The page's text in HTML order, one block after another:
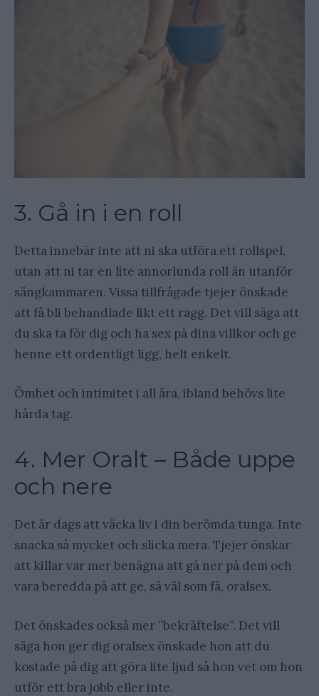
3. Gå in i en roll
Detta innebär inte att ni ska utföra ett rollspel,
utan att ni tar en lite annorlunda roll än utanför
sängkammaren. Vissa tillfrågade tjejer önskade
att få bli behandlade likt ett ragg. Det vill säga att
du ska ta för dig och ha sex på dina villkor och ge
henne ett ordentligt ligg, helt enkelt.
Ömhet och intimitet i all ära, ibland behövs lite
hårda tag.
4. Mer Oralt – Både uppe
och nere
Det är dags att väcka liv i din berömda tunga. Inte
snacka så mycket och slicka mera. Tjejer önskar
att killar var mer benägna att gå ner på dem och
vara beredda på att ge, så väl som få, oralsex.
Det önskades också mer ”bekräftelse”. Det vill
säga hon ger dig oralsex önskade hon att du
kostade på dig att göra lite ljud så hon vet om hon
utför ett bra jobb eller inte.